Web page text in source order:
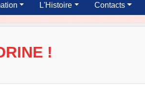
L'Histoire Contacts
!